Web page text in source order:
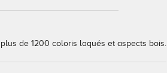
de 1200 coloris laqués et aspects bois.